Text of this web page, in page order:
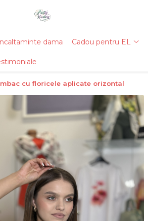
dama Cadou pentru EL
cu floricele aplicate orizontal